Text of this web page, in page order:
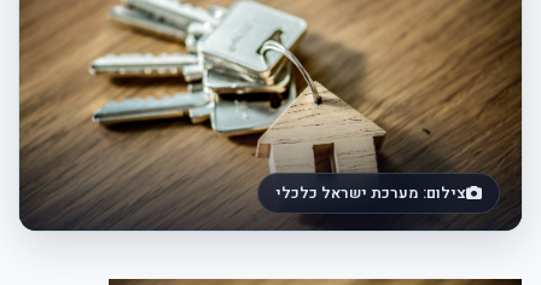
צילום: מערכת ישראל כלכלי